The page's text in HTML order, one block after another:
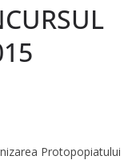
Protopopiatului